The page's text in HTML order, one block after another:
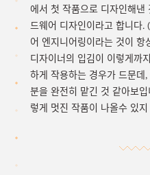
에서 첫 작품으로 디자인해
드웨어 디자인이라고 합니다. (
어 엔지니어링이라는 것이
디자이너의 입김이 이렇게까
하게 작용하는 경우가 드문데
분을 완전히 맡긴 것 같아보
렇게 멋진 작품이 나올수 있